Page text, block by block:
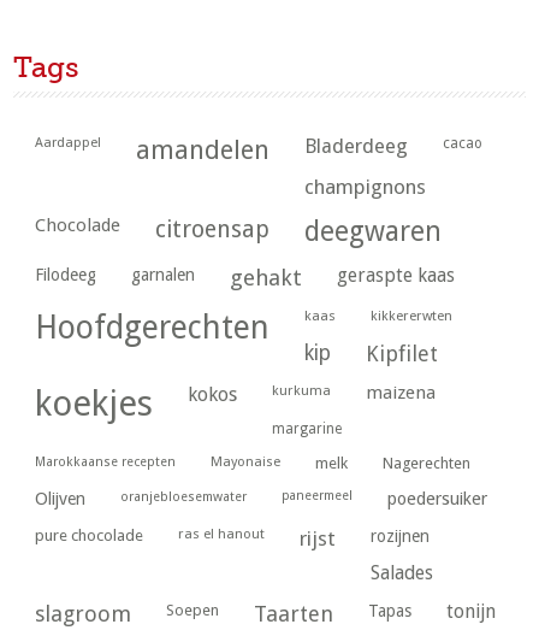
Tags
Aardappel amandelen Bladerdeeg cacao
champignons
Chocolade citroensap deegwaren
Filodeeg garnalen gehakt geraspte kaas
Hoofdgerechten kaas kikkererwten
kip Kipfilet
koekjes kokos kurkuma maizena
margarine
Marokkaanse recepten Mayonaise melk Nagerechten
Olijven oranjebloesemwater paneermeel poedersuiker
pure chocolade ras el hanout rijst rozijnen
Salades
slagroom Soepen Taarten Tapas tonijn